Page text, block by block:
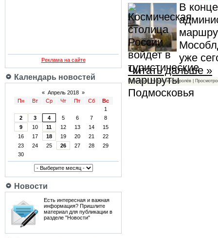
Реклама на сайте
Календарь новостей
« Апрель 2018 »
Пн
Вт Ср Чт Пт Сб
Вс
1
2
3 4 5 6 7
8
9
10 11 12 13 14
15
16
17 18 19 20 21
22
23
24 25 26 27 28
29
30
Новости
Есть интересная и важная
информация? Пришлите
материал для публикации в
разделе "Новости"
В
уже
Читать дальше »
Категория: Новости г. Королёв |